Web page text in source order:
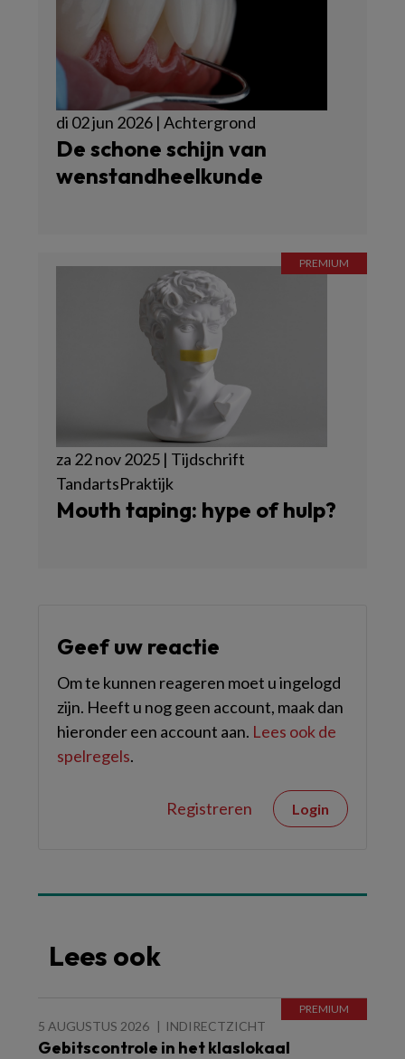
di 02 jun 2026 | Achtergrond
De schone schijn van
wenstandheelkunde
za 22 nov 2025 | Tijdschrift
TandartsPraktijk
Mouth taping: hype of hulp?
Geef uw reactie
Om te kunnen reageren moet u ingelogd
zijn. Heeft u nog geen account, maak dan
hieronder een account aan. Lees ook de
spelregels.
Registreren Login
Lees ook
5 AUGUSTUS 2026 INDIRECTZICHT
Gebitscontrole in het klaslokaal